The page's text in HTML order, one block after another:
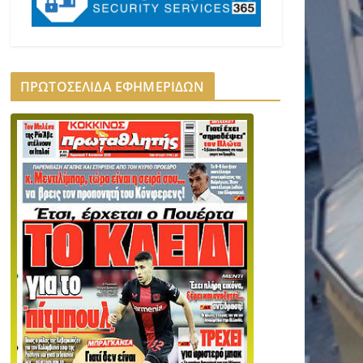
ΠΡΩΤΟΣΕΛΙΔΑ ΕΦΗΜΕΡΙΔΩΝ